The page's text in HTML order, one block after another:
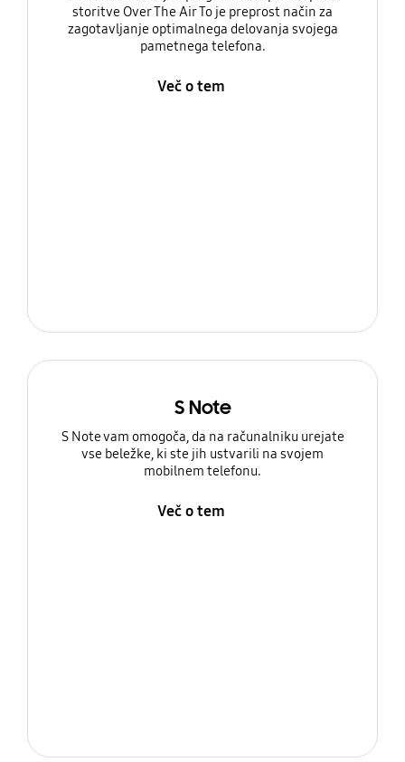
storitve Over The Air To je preprost način za
zagotavljanje optimalnega delovanja svojega
pametnega telefona.
Več o tem
S Note
S Note vam omogoča, da na računalniku urejate
vse beležke, ki ste jih ustvarili na svojem
mobilnem telefonu.
Več o tem